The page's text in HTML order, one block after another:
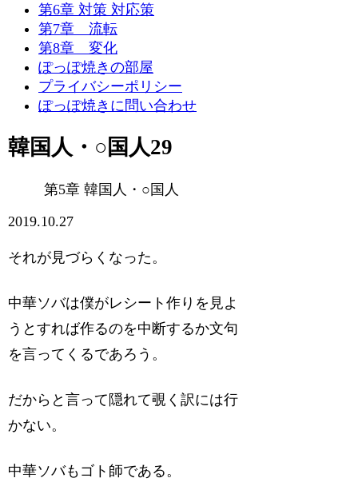
第6章 対策 対応策
第7章 流転
第8章 変化
ぽっぽ焼きの部屋
プライバシーポリシー
ぽっぽ焼きに問い合わせ
韓国人・○国人29
第5章 韓国人・○国人
2019.10.27
それが見づらくなった。
中華ソバは僕がレシート作りを見よ
うとすれば作るのを中断するか文句
を言ってくるであろう。
だからと言って隠れて覗く訳には行
かない。
中華ソバもゴト師である。